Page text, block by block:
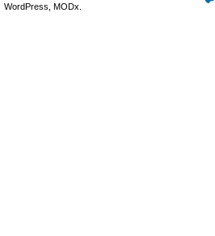
WordPress, MODx.